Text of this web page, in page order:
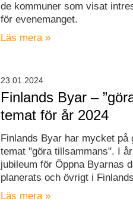
de kommuner som visat
för evenemanget.
Läs mera »
Finlands Byar –
temat för år 2024
Finlands Byar har mycket på
temat "göra tillsammans". I
jubileum för Öppna Byarnas
planerats och övrigt i
Läs mera »
23.01.2024